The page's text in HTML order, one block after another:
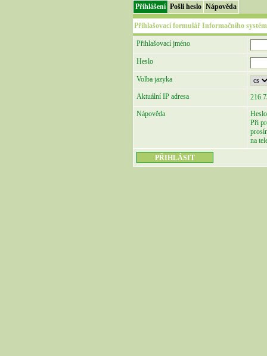
Přihlášení Pošli heslo Nápověda
Přihlašovací formulář Informačního
Přihlašovací jméno
Heslo
Volba jazyka
Aktuální IP adresa
Nápověda
Při
na